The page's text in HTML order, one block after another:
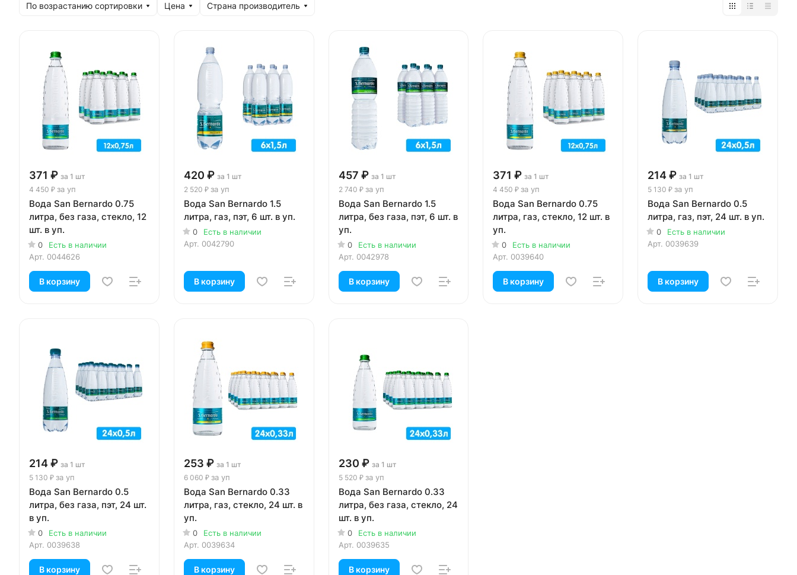
По возрастанию сортировки Цена Страна производитель
371 ₽ за 1 шт
4 450 ₽ за уп
Вода San Bernardo 0.75
литра, без газа, стекло, 12
шт. в уп.
0
Есть в наличии
Арт. 0044626
В корзину
420 ₽ за 1 шт
2 520 ₽ за уп
Вода San Bernardo 1.5
литра, газ, пэт, 6 шт. в уп.
0
Есть в наличии
Арт. 0042790
В корзину
457 ₽ за 1 шт
2 740 ₽ за уп
Вода San Bernardo 1.5
литра, без газа, пэт, 6 шт. в
уп.
0
Есть в наличии
Арт. 0042978
В корзину
371 ₽ за 1 шт
4 450 ₽за уп
Вода San Bernardo 0.75
литра, газ, стекло, 12 шт. в
уп.
0
Есть в наличии
Арт. 0039640
В корзину
214 ₽ за 1 шт
5 130 ₽за уп
Вода San Bernardo 0.5
литра, газ, пэт, 24 шт. в уп.
0
Есть в наличии
Арт. 0039639
В корзину
214 ₽ за 1 шт
5 130 ₽ за уп
Вода San Bernardo 0.5
литра, без газа, пэт, 24 шт.
в уп.
0
Есть в наличии
Арт. 0039638
В корзину
253 ₽ за 1 шт
6 060 ₽ за уп
Вода San Bernardo 0.33
литра, газ, стекло, 24 шт. в
уп.
0
Есть в наличии
Арт. 0039634
В корзину
230 ₽ за 1 шт
5 520 ₽ за уп
Вода San Bernardo 0.33
литра, без газа, стекло, 24
шт. в уп.
0
Есть в наличии
Арт. 0039635
В корзину